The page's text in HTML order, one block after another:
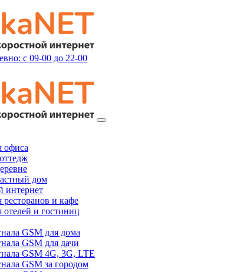
с 09-00 до 22-00
офиса
дом
интернет
ресторанов и кафе
отелей и гостиниц
GSM для дома
GSM для дачи
GSM 4G, 3G, LTE
GSM за городом